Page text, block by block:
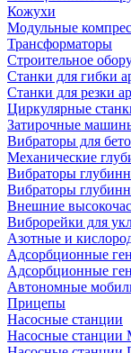
Кожухи
Модульные
Трансформаторы
Строительное
Станки для гибки
Станки для резки
Циркулярные
Затирочные
Вибраторы для
Механические
Вибраторы
Вибраторы
Внешние
Виброрейки для
Азотные и
Адсорбционные
Адсорбционные
Автономные
Прицепы
Насосные станции
Насосные